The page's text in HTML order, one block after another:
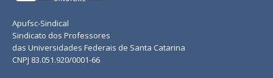
Apufsc-Sindical
Sindicato dos Professores
das Universidades Federais de Santa Catarina
CNPJ 83.051.920/0001-66